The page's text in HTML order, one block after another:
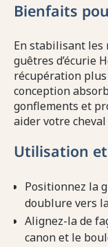
Bienfaits
En stabilisant les
guêtres d’écurie
récupération
conception
gonflements et
aider votre
Utilisation
Positionnez la
doublure vers
Alignez-la de
canon et le